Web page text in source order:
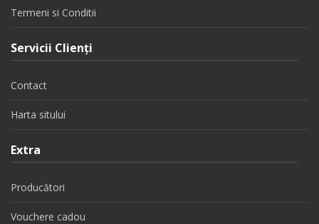
Termeni si Conditii
Servicii Clienţi
Contact
Harta sitului
Extra
Producători
Vouchere cadou